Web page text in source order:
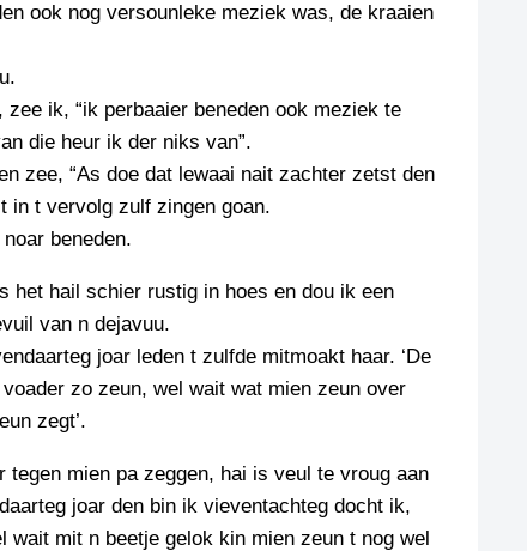
ook nog versounleke meziek was, de kraaien
zee ik, “ik perbaaier beneden ook meziek te
die heur ik der niks van”.
zee, “As doe dat lewaai nait zachter zetst den
in t vervolg zulf zingen goan.
beneden.
het hail schier rustig in hoes en dou ik een
van n dejavuu.
joar leden t zulfde mitmoakt haar. ‘De
zo zeun, wel wait wat mien zeun over
zegt’.
tegen mien pa zeggen, hai is veul te vroug aan
joar den bin ik vieventachteg docht ik,
wait mit n beetje gelok kin mien zeun t nog wel